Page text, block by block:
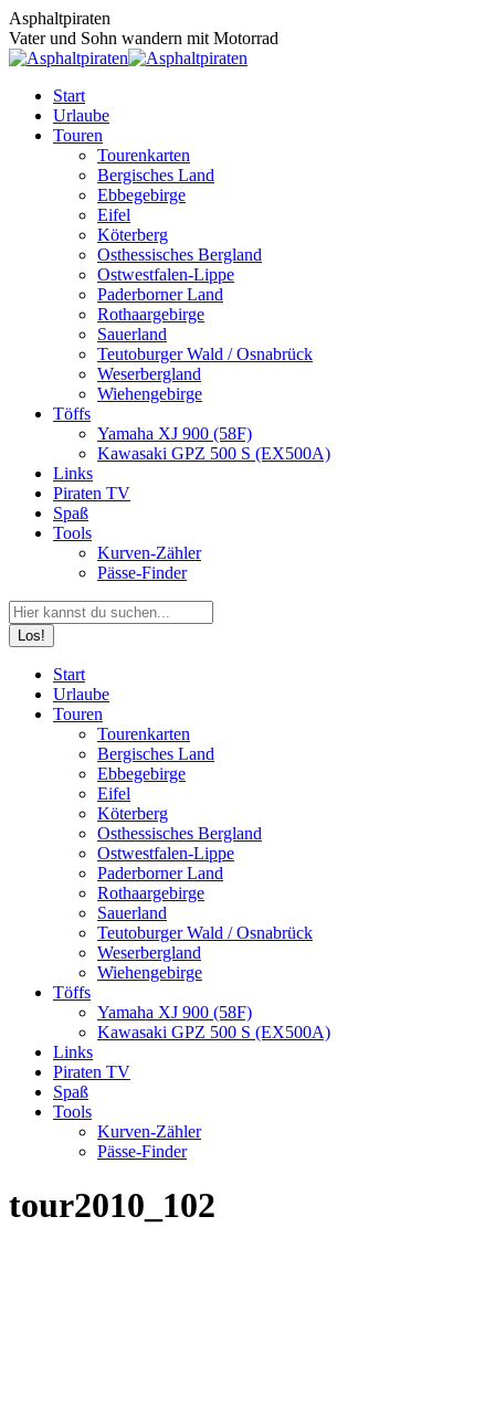
Zum
Inhalt
springen
Asphaltpiraten
Vater und Sohn wandern mit Motorrad
Start
Urlaube
Touren
Tourenkarten
Bergisches Land
Ebbegebirge
Eifel
Köterberg
Osthessisches Bergland
Ostwestfalen-Lippe
Paderborner Land
Rothaargebirge
Sauerland
Teutoburger Wald / Osnabrück
Weserbergland
Wiehengebirge
Töffs
Yamaha XJ 900 (58F)
Kawasaki GPZ 500 S (EX500A)
Links
Piraten TV
Spaß
Tools
Kurven-Zähler
Pässe-Finder
Search:
page
opens
page
opens
page
opens
Start
Urlaube
Touren
Tourenkarten
Bergisches Land
Ebbegebirge
Eifel
Köterberg
Osthessisches Bergland
Ostwestfalen-Lippe
Paderborner Land
Rothaargebirge
Sauerland
Teutoburger Wald / Osnabrück
Weserbergland
Wiehengebirge
Töffs
Yamaha XJ 900 (58F)
Kawasaki GPZ 500 S (EX500A)
Links
Piraten TV
Spaß
Tools
Kurven-Zähler
Pässe-Finder
tour2010_102